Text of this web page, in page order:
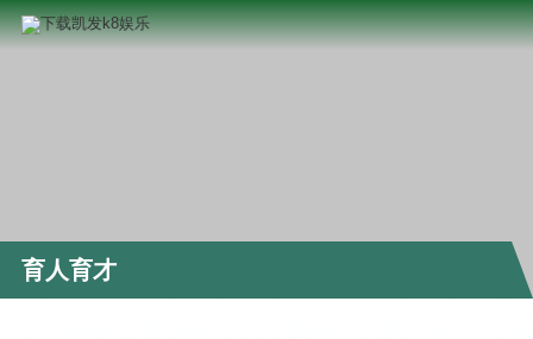
育人育才